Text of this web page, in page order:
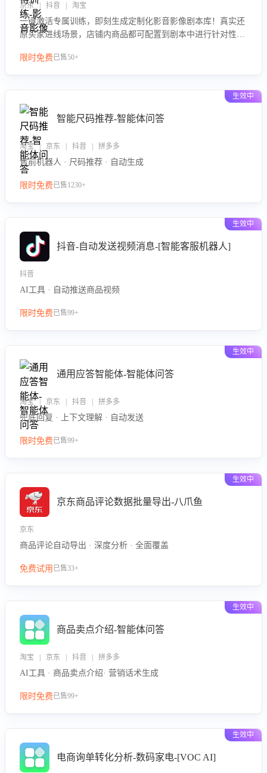
京东 | 抖音 | 淘宝
一键激活专属训练，即刻生成定制化影音影像剧本库！真实还
原买家进线场景，店铺内商品都可配置到剧本中进行针对性训
即开通”，快速获取影音影像类目剧本，一键开启客服培训。
限时免费已售50+
生效中
智能尺码推荐-智能体问答
淘宝 | 京东 | 抖音 | 拼多多
售前机器人 · 尺码推荐 · 自动生成
限时免费已售1230+
生效中
抖音-自动发送视频消息-[智能客服机器人]
抖音
AI工具 · 自动推送商品视频
限时免费已售99+
生效中
通用应答智能体-智能体问答
淘宝 | 京东 | 抖音 | 拼多多
兜底回复 · 上下文理解 · 自动发送
限时免费已售99+
生效中
京东商品评论数据批量导出-八爪鱼
京东
商品评论自动导出 · 深度分析 · 全面覆盖
免费试用 已售33+
生效中
商品卖点介绍-智能体问答
淘宝 | 京东 | 抖音 | 拼多多
AI工具 · 商品卖点介绍· 营销话术生成
限时免费已售99+
生效中
电商询单转化分析-数码家电-[VOC AI]